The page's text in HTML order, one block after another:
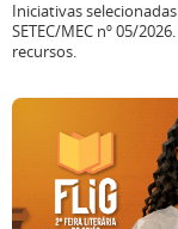
Iniciativas
SETEC/MEC nº 05/
recursos.